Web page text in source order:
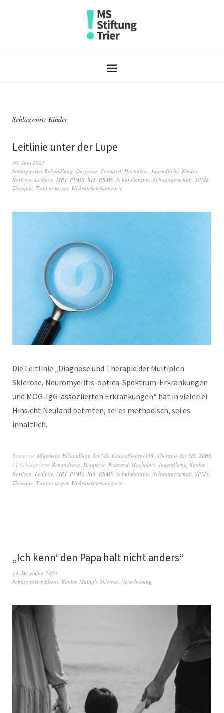
Schlagwort: Kinder
Leitlinie unter der Lupe
30. Juni 2021
Schlagwörter Behandlung Diagnose Featured Hochaktiv Jugendliche Kinder,
Kortison Leitlinie MRT, PPMS RIS RRMS Schubtherapie Schwangerschaft SPMS
Therapie Treat to target Wirksamkeitskategorie
Die Leitlinie „Diagnose und Therapie der Multiplen
Sklerose, Neuromyelitis-optica-Spektrum-Erkrankungen
und MOG-IgG-assoziierten Erkrankungen“ hat in vielerlei
Hinsicht Neuland betreten, sei es methodisch, sei es
inhaltlich.
Kategorie Allgemein Behandlung der MS Gesundheitspolitik Therapie der MS ZIMS
11 Schlagwörter Behandlung Diagnose Featured Hochaktiv Jugendliche Kinder,
Kortison Leitlinie MRT, PPMS RIS RRMS Schubtherapie Schwangerschaft SPMS
Therapie Treat to target Wirksamkeitskategorie
„Ich kenn‘ den Papa halt nicht anders“
19. Dezember 2020
Schlagwörter Eltern Kinder, Multiple Sklerose Verarbeitung